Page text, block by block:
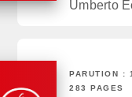
Umberto
PARUTION :
283 PAGES